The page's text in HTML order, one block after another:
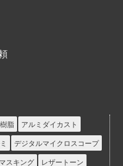
脂 アルミダイカスト
デジタルマイクロスコープ
マスキング レザートーン